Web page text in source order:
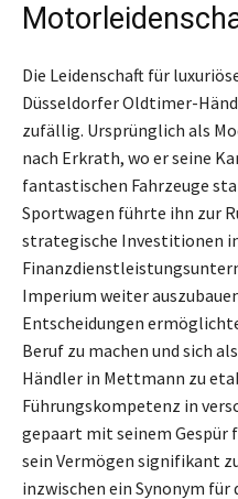
Die Leidenschaft für
Düsseldorfer Oldtimer-
zufällig. Ursprünglich als
nach Erkrath, wo er seine
fantastischen Fahrzeuge
Sportwagen führte ihn zur
strategische Investitionen
Imperium weiter
Entscheidungen
Beruf zu machen und sich
Händler in Mettmann zu
Führungskompetenz in
gepaart mit seinem Gespür
sein Vermögen signifikant
inzwischen ein Synonym für